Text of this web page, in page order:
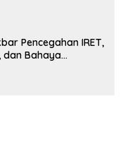
Pencegahan IRET,
dan Bahaya